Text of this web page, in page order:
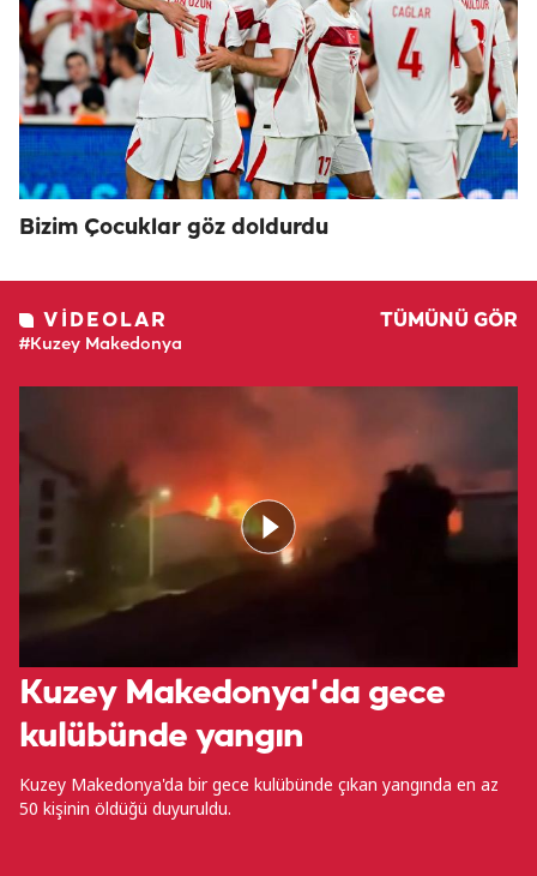
Bizim Çocuklar göz doldurdu
VIDEOLAR TÜMÜNÜ GÖR
#Kuzey Makedonya
Kuzey Makedonya'da gece
kulübünde yangın
Kuzey Makedonya'da bir gece kulübünde çıkan yangında en az
50 kişinin öldüğü duyuruldu.